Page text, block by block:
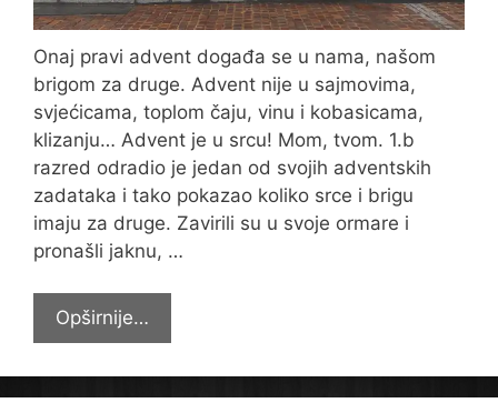
Onaj pravi advent događa se u nama, našom
brigom za druge. Advent nije u sajmovima,
svjećicama, toplom čaju, vinu i kobasicama,
klizanju… Advent je u srcu! Mom, tvom. 1.b
razred odradio je jedan od svojih adventskih
zadataka i tako pokazao koliko srce i brigu
imaju za druge. Zavirili su u svoje ormare i
pronašli jaknu, …
Opširnije…
ove
godine
ipak